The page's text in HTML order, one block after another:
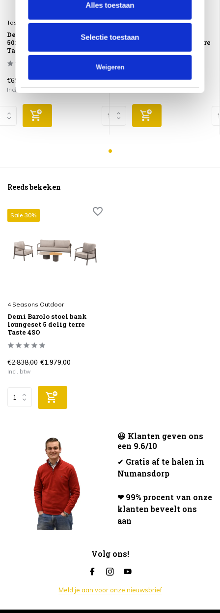
Alles toestaan
Selectie toestaan
Weigeren
Taste 4SO
Demi set loungetafels
50x60 cm en 70x80 cm terre
Taste 4SO
€699,00 €389,00
Incl. btw
Taste 4SO
Demi set loungetafels
50x60 cm en 70x80 cm terre
Taste 4SO
€699,00 €389,00
Incl. btw
Reeds bekeken
Sale 30%
4 Seasons Outdoor
Demi Barolo stoel bank
loungeset 5 delig terre
Taste 4SO
€2.838,00 €1.979,00
Incl. btw
😃 Klanten geven ons
een 9.6/10
✔ Gratis af te halen in
Numansdorp
❤ 99% procent van onze
klanten beveelt ons
aan
Volg ons!
Meld je aan voor onze nieuwsbrief